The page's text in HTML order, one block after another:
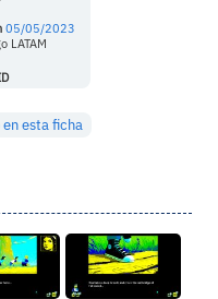
05/05/2023
LATAM
esta ficha